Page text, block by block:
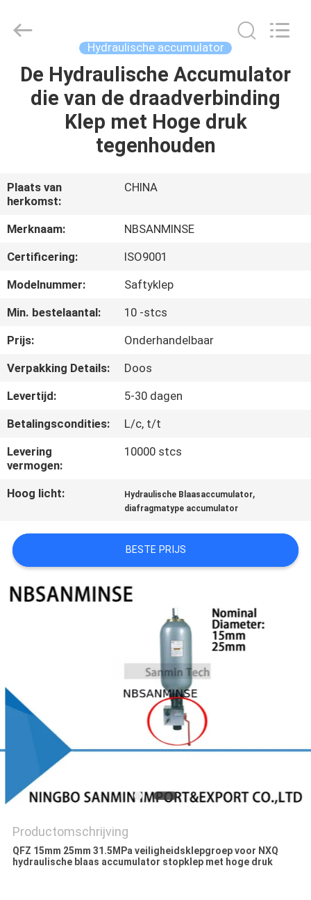
HUIS
PRODUCTEN
ONS
FABRIEKSREIS
KWALITEITSCONTROLE
CONTACTEER
ONS
NIEUWS
VERZOEK
OM EEN
CITAAT
PRIVACYBELEID
Export
Co.,Ltd..
Reserved.
Hydraulische accumulator
De Hydraulische Accumulator
die van de draadverbinding
Klep met Hoge druk
tegenhouden
Plaats van
herkomst:
CHINA
Merknaam:
NBSANMINSE
Certificering:
ISO9001
Modelnummer:
Saftyklep
Min. bestelaantal:
10 -stcs
Prijs:
Onderhandelbaar
Verpakking Details:
Doos
Levertijd:
5-30 dagen
Betalingscondities:
L/c, t/t
Levering
vermogen:
10000 stcs
Hoog licht: Hydraulische Blaasaccumulator,
diafragmatype accumulator
BESTE PRIJS
Productomschrijving
QFZ 15mm 25mm 31.5MPa veiligheidsklepgroep voor NXQ
hydraulische blaas accumulator stopklep met hoge druk